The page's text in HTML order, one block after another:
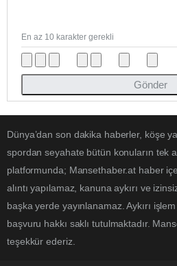
Gönder
En az 10 karakter gerekli
Dünya’dan son dakika haberler, köşe
spordan seyahate bütün konuların tek
platformunda; Mansethaber.at haber
alıntı yapılamaz, kanuna aykırı ve
başka yerde yayınlanamaz. Aykırı
başvuru hakkı saklı tutulmaktadır.
teşekkür ederiz.